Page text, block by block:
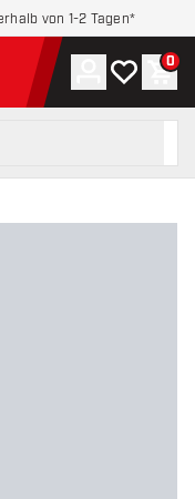
von 1-2 Tagen*
Konto
Meine 0